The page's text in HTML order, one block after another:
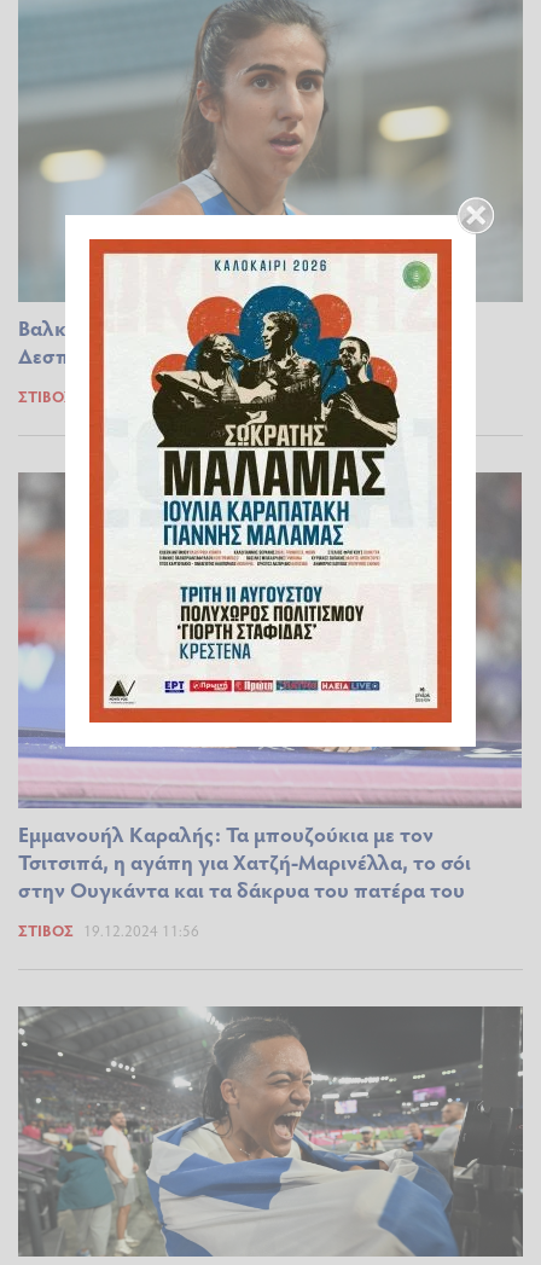
Βαλκανικό Πρωτάθλημα στο Βόλο: 2η η
Δεσπολλάρη στα 800μ.
ΣΤΊΒΟΣ 27.07.2025 10:03
Εμμανουήλ Καραλής: Τα μπουζούκια με τον
Τσιτσιπά, η αγάπη για Χατζή-Μαρινέλλα, το σόι
στην Ουγκάντα και τα δάκρυα του πατέρα του
ΣΤΊΒΟΣ 19.12.2024 11:56